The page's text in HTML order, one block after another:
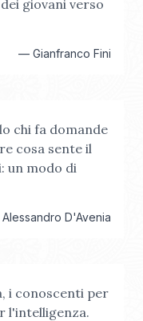
giovani verso
— Gianfranco Fini
chi fa domande
cosa sente il
un modo di
Alessandro D'Avenia
i conoscenti per
l'intelligenza.